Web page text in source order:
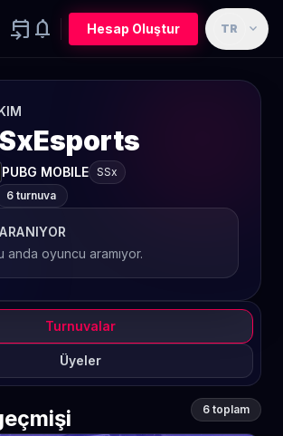
event_upcoming notifications Hesap Oluştur TR expand_more
PUBG MOBILE SSx
6 turnuva
anda oyuncu aramıyor.
Turnuvalar
Üyeler
6 toplam